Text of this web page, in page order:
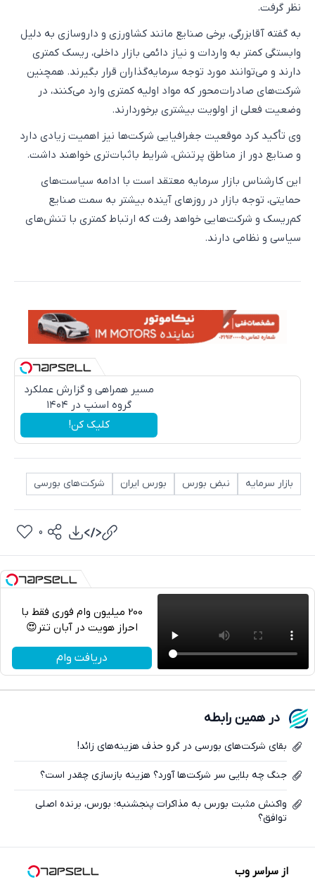
نظر گرفت.
به گفته آقابزرگی، برخی صنایع مانند کشاورزی و داروسازی به دلیل
وابستگی کمتر به واردات و نیاز دائمی بازار داخلی، ریسک کمتری
دارند و می‌توانند مورد توجه سرمایه‌گذاران قرار بگیرند. همچنین
شرکت‌های صادرات‌محور که مواد اولیه کمتری وارد می‌کنند، در
وضعیت فعلی از اولویت بیشتری برخوردارند.
وی تأکید کرد موقعیت جغرافیایی شرکت‌ها نیز اهمیت زیادی دارد
و صنایع دور از مناطق پرتنش، شرایط باثبات‌تری خواهند داشت.
این کارشناس بازار سرمایه معتقد است با ادامه سیاست‌های
حمایتی، توجه بازار در روزهای آینده بیشتر به سمت صنایع
کم‌ریسک و شرکت‌هایی خواهد رفت که ارتباط کمتری با تنش‌های
سیاسی و نظامی دارند.
مسیر همراهی و گزارش عملکرد
گروه اسنپ در ۱۴۰۴
کلیک کن!
بازار سرمایه نبض بورس بورس ایران شرکت‌های بورسی
تلگرام
واتساپ
0
200 میلیون وام فوری فقط با
احراز هویت در آبان تتر😍
دریافت وام
در همین رابطه
بقای شرکت‌های بورسی در گرو حذف هزینه‌های زائد!
جنگ چه بلایی سر شرکت‌ها آورد؟ هزینه بازسازی چقدر است؟
واکنش مثبت بورس به مذاکرات پنجشنبه؛ بورس، برنده اصلی
توافق؟
از سراسر وب